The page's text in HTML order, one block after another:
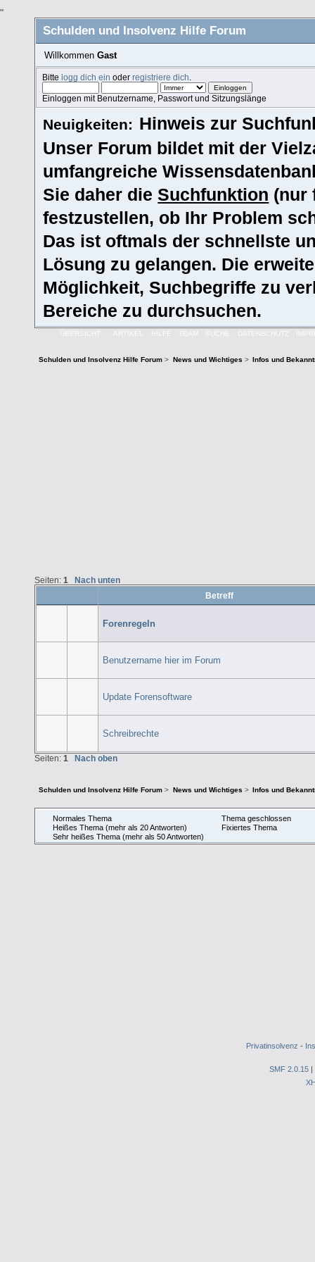
"
Schulden und Insolvenz Hilfe Forum
Willkommen Gast
Bittelogg dich ein oderregistriere dich
Einloggen mit Benutzername, Passwort und Sitzungslänge
Neuigkeiten: Hinweis zur
Unser Forum bildet mit der
umfangreiche
Sie daher dieSuchfunktion (nur
festzustellen, ob Ihr Problem
Das ist oftmals der schnellste
Lösung zu gelangen. Die
Möglichkeit, Suchbegriffe zu
Bereiche zu durchsuchen.
ÜBERSICHT ARTIKEL HILFE TEAM SUCHE DATENSCHUTZ
Schulden und Insolvenz Hilfe Forum > News und Wichtiges > Infos und
Seiten: 1
Nach unten
Betreff
Forenregeln
Benutzername hier im Forum
Update Forensoftware
Schreibrechte
Seiten: 1 Nach oben
Schulden und Insolvenz Hilfe Forum > News und Wichtiges > Infos und
Normales Thema
Heißes Thema (mehr als 20 Antworten)
Sehr heißes Thema (mehr als 50 Antworten)
Thema geschlossen
Fixiertes Thema
Privatinsolvenz -
SMF 2.0.15 |